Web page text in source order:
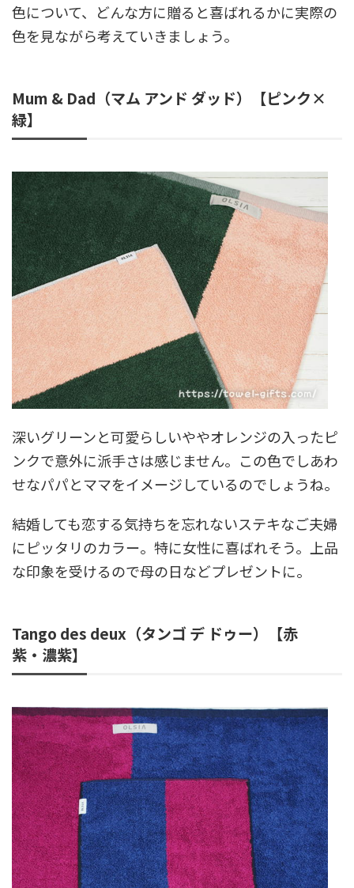
色について、どんな方に贈ると喜ばれるかに実際の
色を見ながら考えていきましょう。
Mum & Dad（マム アンド ダッド）【ピンク×
緑】
深いグリーンと可愛らしいややオレンジの入ったピ
ンクで意外に派手さは感じません。この色でしあわ
せなパパとママをイメージしているのでしょうね。
結婚しても恋する気持ちを忘れないステキなご夫婦
にピッタリのカラー。特に女性に喜ばれそう。上品
な印象を受けるので母の日などプレゼントに。
Tango des deux（タンゴ デ ドゥー）【赤
紫・濃紫】